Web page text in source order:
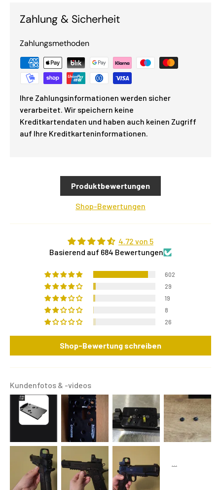
Zahlung & Sicherheit
Zahlungsmethoden
Ihre Zahlungsinformationen werden sicher
verarbeitet. Wir speichern keine
Kreditkartendaten und haben auch keinen Zugriff
auf Ihre Kreditkarteninformationen.
Produktbewertungen
Shop-Bewertungen
4.72 von 5
Basierend auf 684 Bewertungen
602
29
19
8
26
Shop-Bewertung schreiben
Kundenfotos & -videos